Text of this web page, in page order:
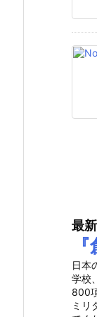
最
日本
学校
800
ミリ